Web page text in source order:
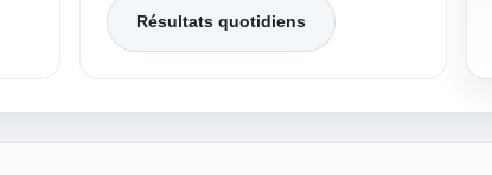
Résultats quotidiens